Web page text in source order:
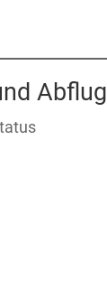
Abflug